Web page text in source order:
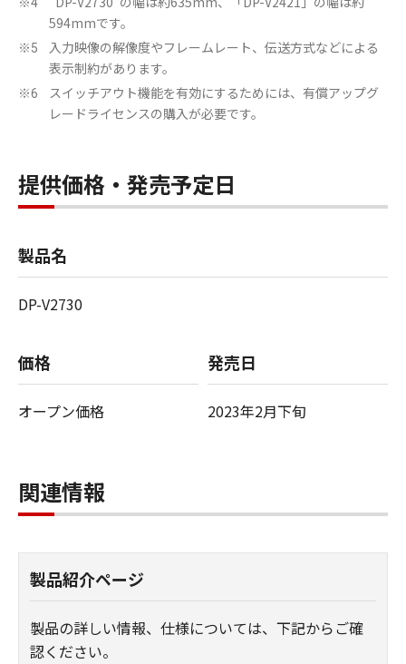
594mmです。
※5
入力映像の解像度やフレームレート、伝送方式などによる
表示制約があります。
※6
スイッチアウト機能を有効にするためには、有償アップグ
レードライセンスの購入が必要です。
提供価格・発売予定日
製品名
DP-V2730
価格
オープン価格
発売日
2023年2月下旬
関連情報
製品紹介ページ
製品の詳しい情報、仕様については、下記からご確
認ください。